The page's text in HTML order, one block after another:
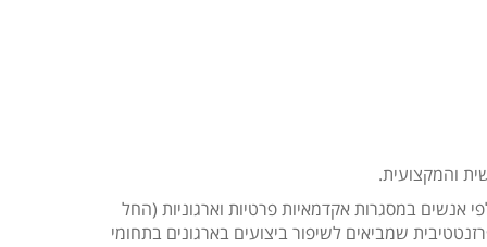
והמקצועית.
דורית להוביל אלפי אנשים במסגרות אקדמאיות פרטיות וארגוניות (החל
שמביאים לשיפור ביצועים בארגונים בתחומי